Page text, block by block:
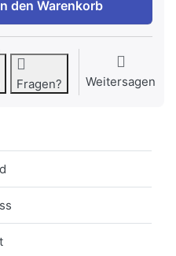
den Warenkorb
Fragen? Weitersagen